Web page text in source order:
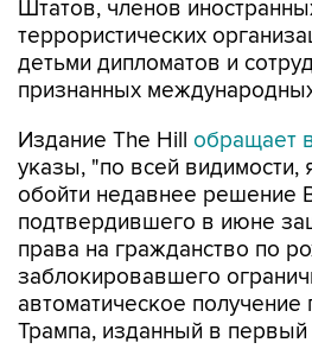
Штатов, членов
террористических
детьми дипломатов и
признанных
Издание The Hill обращает
указы, "по всей видимости,
обойти недавнее решение
подтвердившего в июне
права на гражданство по
заблокировавшего
автоматическое получение
Трампа, изданный в первый